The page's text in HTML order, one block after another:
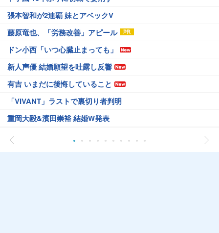
張本智和が2連覇 妹とアベックV
藤原竜也、「労務改善」アピール
ドン小西「いつ心臓止まっても」
新人声優 結婚願望を吐露し反響
有吉 いまだに後悔していること
「VIVANT」ラストで裏切り者判明
重岡大毅&濱田崇裕 結婚W発表